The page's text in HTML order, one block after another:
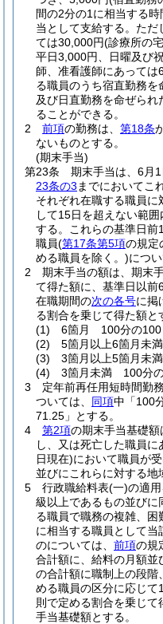
間の2分の1に相当する
当として支給する。 ただ
ては30,000円(診療所の
平日3,000円、日曜及び
師、准看護師にあって
る職員のうち宿直勤務
及び日直勤務を命ぜら
ることができる。
2
前項の勤務は、 第18条
ないものとする。
(期末手当)
第23条
期末手当は、6月
23条の3 までにおいてこ
それぞれ在職する職員
して15日を超えない範
する。
これらの基準日
職員(第17条第5項の規定
める職員を除く。)につ
2
期末手当の額は、期末
て得た額に、基準日以
在職期間の次の各号に掲
る割合を乗じて得た額と
(1)
6箇月 100分の100
(2)
5箇月以上6箇月未
(3)
3箇月以上5箇月未
(4)
3箇月未満 100分
3
定年前再任用短時間勤
ついては、 同項中「100
71.25」とする。
4
第2項の期末手当基礎
し、又は死亡した職員
日現在)において職員が
並びにこれらに対する地
5
行政職給料表(一)の適
級以上であるもの並びに
る職員で職務の複雑、
に相当する職員として当
のについては、 前項の規
合計額に、給料の月額
の合計額に職制上の段階
める職員の区分に応じて
則で定める割合を乗じて
手当基礎額とする。